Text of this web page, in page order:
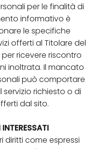
per le finalità di
informativo è
le specifiche
offerti al Titolare del
ricevere riscontro
inoltrata. Il mancato
può comportare
servizio richiesto o di
dal sito.
diritti come espressi